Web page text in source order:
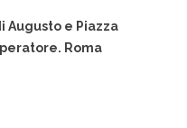
Augusto e Piazza
Roma